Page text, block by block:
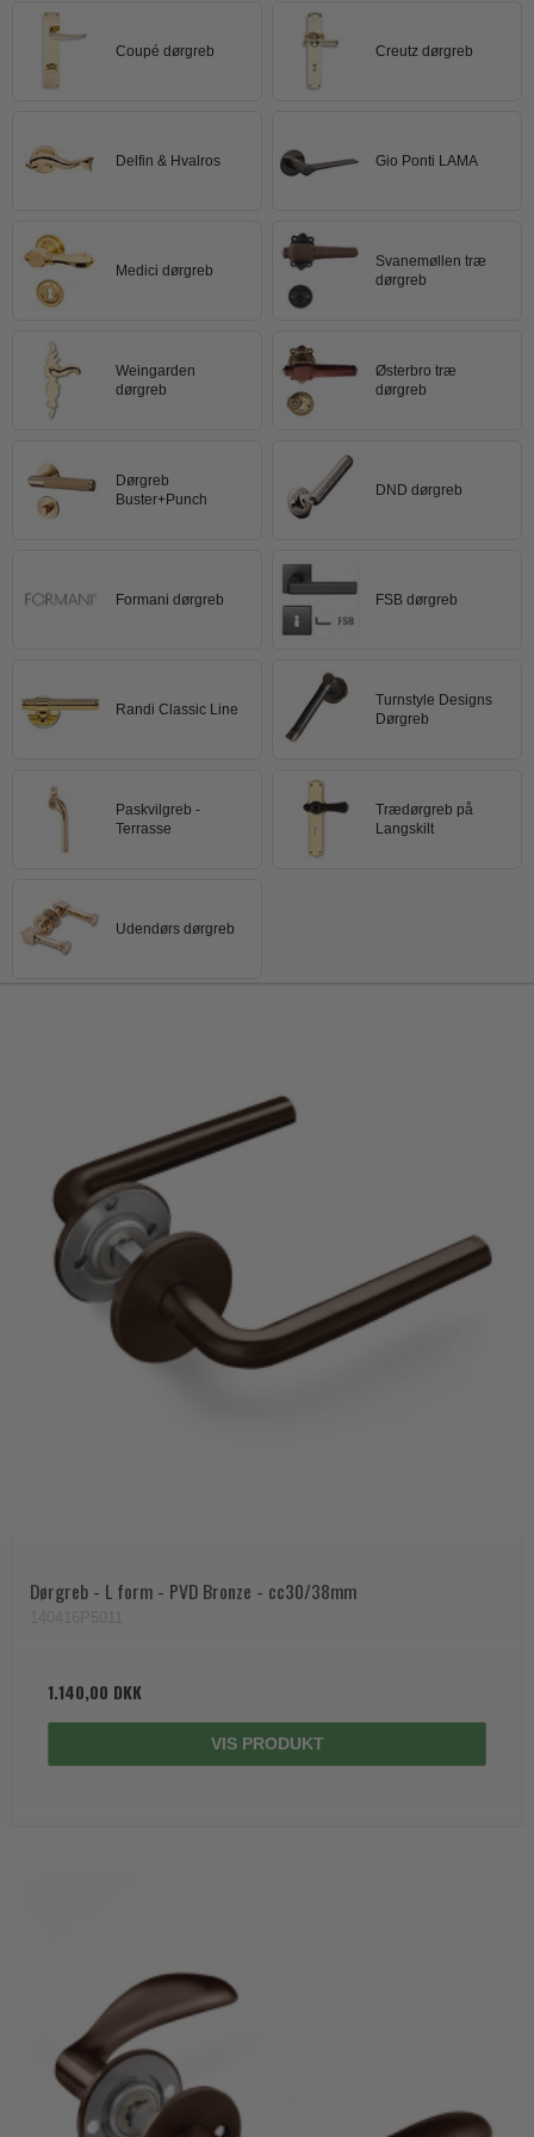
Trædørgreb på Langskilt
Udendørs dørgreb
Coupé dørgreb Creutz dørgreb
Delfin & Hvalros Gio Ponti LAMA
Medici dørgreb
Svanemøllen træ
dørgreb
Weingarden
dørgreb
Østerbro træ
dørgreb
Dørgreb
Buster+Punch
DND dørgreb
Formani dørgreb FSB dørgreb
Randi Classic Line
Turnstyle Designs
Dørgreb
Paskvilgreb -
Terrasse
Trædørgreb på
Langskilt
Udendørs dørgreb
Dørgreb - L form - PVD Bronze - cc30/38mm
1.140,00 DKK
VIS PRODUKT